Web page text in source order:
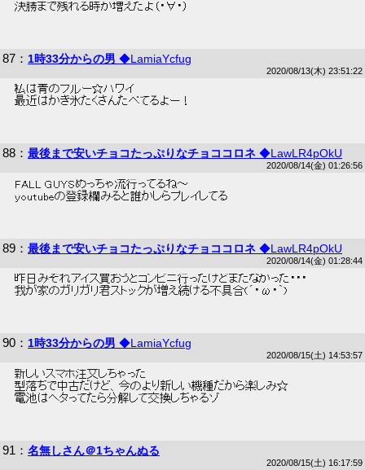
決勝まで残れる時が増えたよ（・∀・）
87 ： 1時33分からの男 ◆LamiaYcfug
2020/08/13(木) 23:51:22
私は青のブルー☆ハワイ
最近はかき氷たくさんたべてるよー！
88 ： 最後まで安いチョコたっぷりなチョココロネ ◆LawLR4pOkU
2020/08/14(金) 01:26:56
FALL GUYSめっちゃ流行ってるね～
youtubeの登録欄みると誰かしらプレイしてる
89 ： 最後まで安いチョコたっぷりなチョココロネ ◆LawLR4pOkU
2020/08/14(金) 01:28:44
昨日みぞれアイス買おうとコンビニ行ったけどまだなかった・・・
我が家のガリガリ君ストックが増え続ける不具合(´・ω・｀)
90 ： 1時33分からの男 ◆LamiaYcfug
2020/08/15(土) 14:53:57
新しいスマホ注文しちゃった
型落ちで中古だけど、今のより新しい機種だから楽しみ☆
電池はヘタってたら分解して交換しちゃるゾ
91 ： 名無しさん＠1ちゃんぬる
2020/08/15(土) 16:17:59